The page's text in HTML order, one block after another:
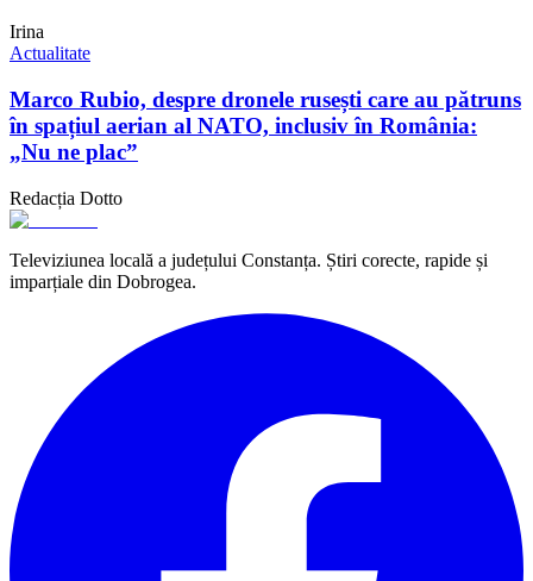
Irina
Actualitate
Marco Rubio, despre dronele rusești care au pătruns
în spațiul aerian al NATO, inclusiv în România:
„Nu ne plac”
Redacția Dotto
Televiziunea locală a județului Constanța. Știri corecte, rapide și
imparțiale din Dobrogea.